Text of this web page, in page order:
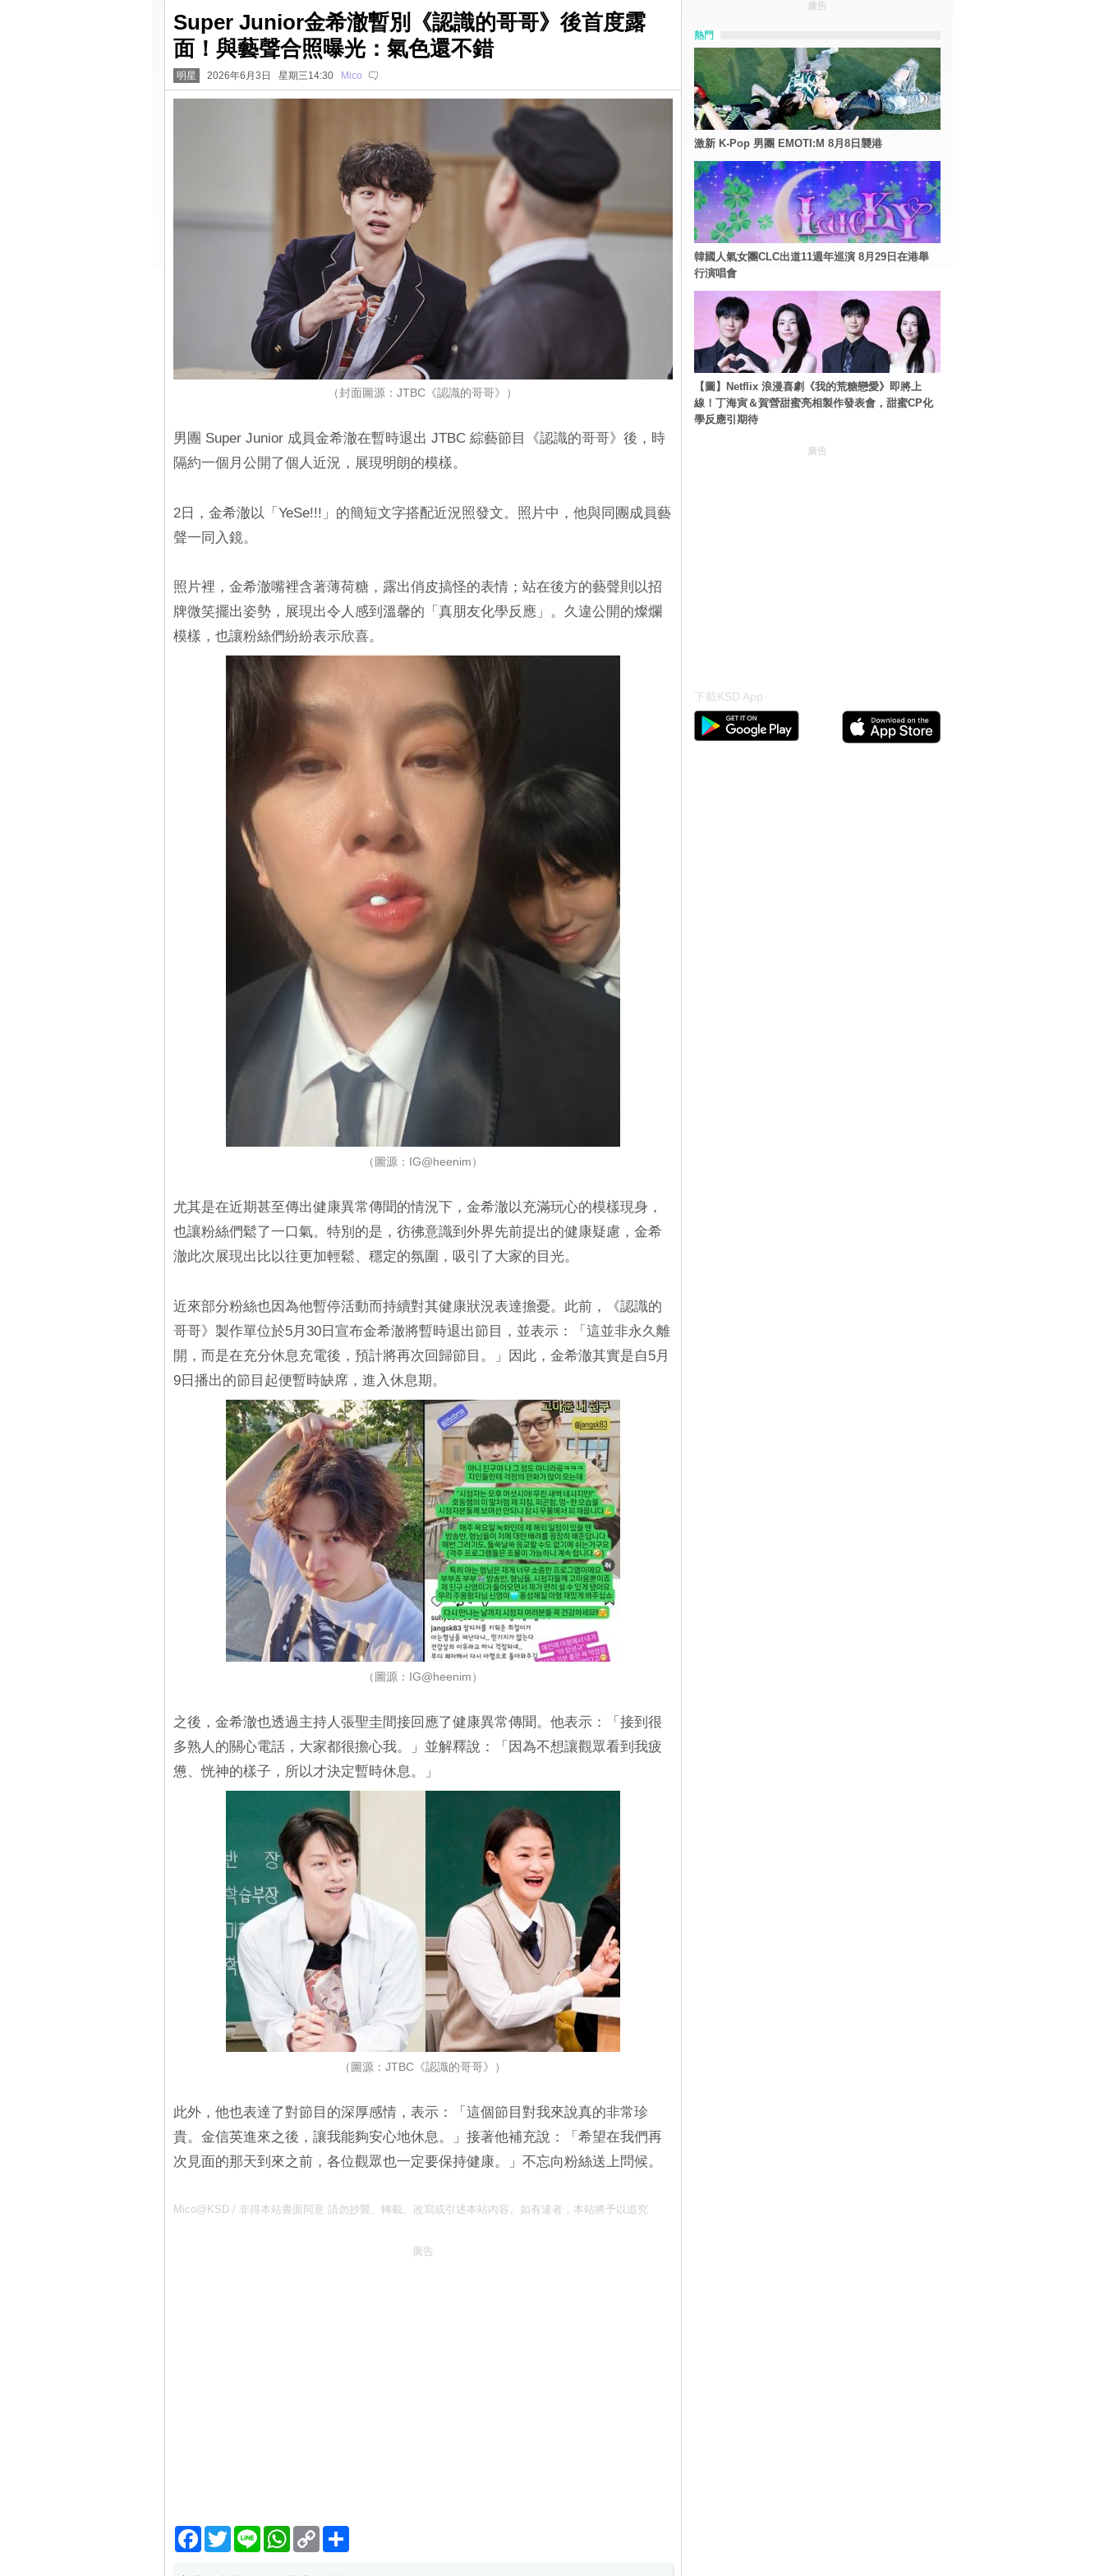
Super Junior金希澈暫別《認識的哥哥》後首度露
面！與藝聲合照曝光：氣色還不錯
明星 2026年6月3日 星期三14:30 Mico
（封面圖源：JTBC《認識的哥哥》）
男團 Super Junior 成員金希澈在暫時退出 JTBC 綜藝節目《認識的哥哥》後，時
隔約一個月公開了個人近況，展現明朗的模樣。
2日，金希澈以「YeSe!!!」的簡短文字搭配近況照發文。照片中，他與同團成員藝
聲一同入鏡。
照片裡，金希澈嘴裡含著薄荷糖，露出俏皮搞怪的表情；站在後方的藝聲則以招
牌微笑擺出姿勢，展現出令人感到溫馨的「真朋友化學反應」。久違公開的燦爛
模樣，也讓粉絲們紛紛表示欣喜。
（圖源：IG@heenim）
尤其是在近期甚至傳出健康異常傳聞的情況下，金希澈以充滿玩心的模樣現身，
也讓粉絲們鬆了一口氣。特別的是，彷彿意識到外界先前提出的健康疑慮，金希
澈此次展現出比以往更加輕鬆、穩定的氛圍，吸引了大家的目光。
近來部分粉絲也因為他暫停活動而持續對其健康狀況表達擔憂。此前，《認識的
哥哥》製作單位於5月30日宣布金希澈將暫時退出節目，並表示：「這並非永久離
開，而是在充分休息充電後，預計將再次回歸節目。」因此，金希澈其實是自5月
9日播出的節目起便暫時缺席，進入休息期。
（圖源：IG@heenim）
之後，金希澈也透過主持人張聖圭間接回應了健康異常傳聞。他表示：「接到很
多熟人的關心電話，大家都很擔心我。」並解釋說：「因為不想讓觀眾看到我疲
憊、恍神的樣子，所以才決定暫時休息。」
（圖源：JTBC《認識的哥哥》）
此外，他也表達了對節目的深厚感情，表示：「這個節目對我來說真的非常珍
貴。金信英進來之後，讓我能夠安心地休息。」接著他補充說：「希望在我們再
次見面的那天到來之前，各位觀眾也一定要保持健康。」不忘向粉絲送上問候。
Mico@KSD / 非得本站書面同意 請勿抄襲、轉載、改寫或引述本站內容。如有違者，本站將予以追究
廣告
Facebook
TwitterLine WhatsApp
Copy
Link
分
廣告
熱門
激新 K-Pop 男團 EMOTI:M 8月8日襲港
韓國人氣女團CLC出道11週年巡演 8月29日在港舉
行演唱會
【圖】Netflix 浪漫喜劇《我的荒糖戀愛》即將上
線！丁海寅＆賀營甜蜜亮相製作發表會，甜蜜CP化
學反應引期待
廣告
下載KSD App